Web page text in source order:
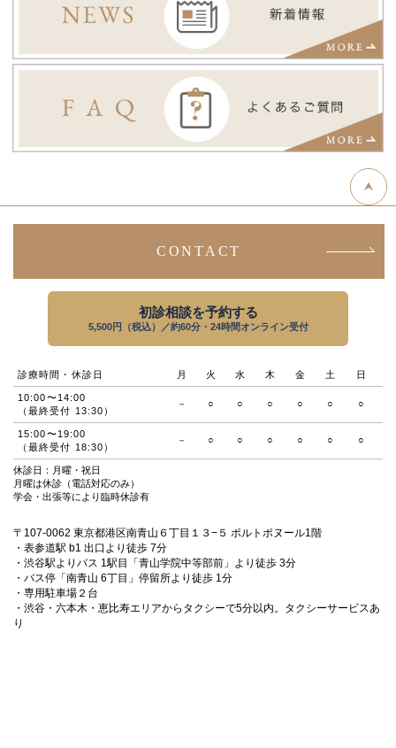
CONTACT
初診相談を予約する
5,500円（税込）／約60分・24時間オンライン受付
診療時間・休診日 月 火 水 木 金 土 日
10:00〜14:00
（最終受付 13:30）
－ ○ ○ ○ ○ ○ ○
15:00〜19:00
（最終受付 18:30）
－ ○ ○ ○ ○ ○ ○
休診日：月曜・祝日
月曜は休診（電話対応のみ）
学会・出張等により臨時休診有
〒107-0062 東京都港区南青山６丁目１３−５ ポルトポヌール1階
・表参道駅 b1 出口より徒歩 7分
・渋谷駅よりバス 1駅目「青山学院中等部前」より徒歩 3分
・バス停「南青山 6丁目」停留所より徒歩 1分
・専用駐車場２台
・渋谷・六本木・恵比寿エリアからタクシーで5分以内。タクシーサービスあ
り